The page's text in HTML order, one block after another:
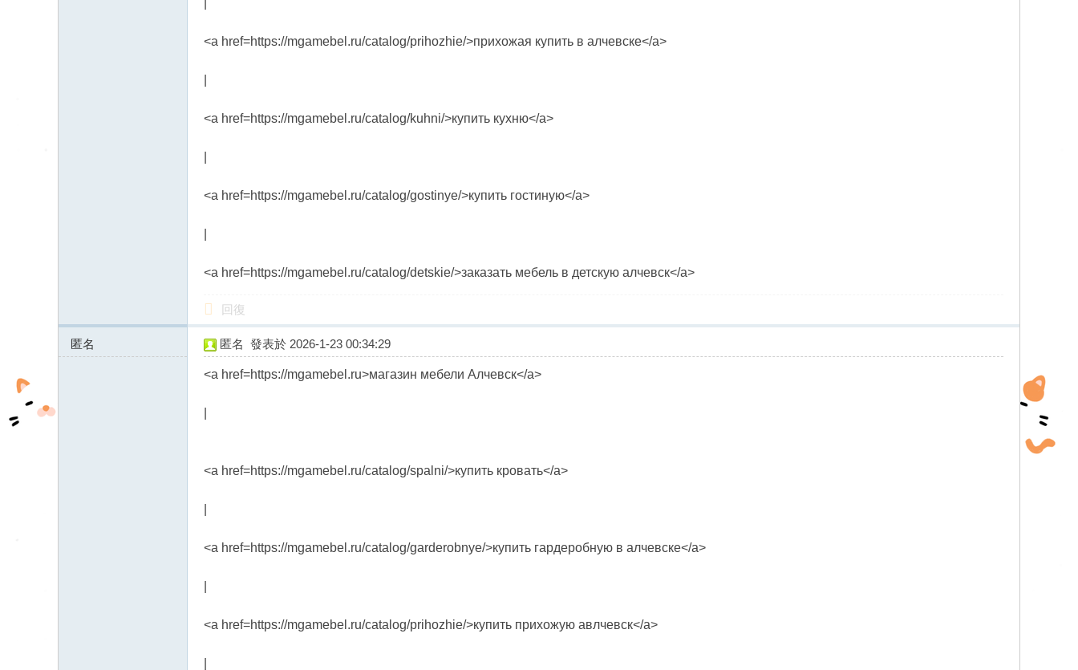
<a href=https://mgamebel.ru/catalog/prihozhie/>прихожая купить в алчевске</a>
<a href=https://mgamebel.ru/catalog/kuhni/>купить кухню</a>
<a href=https://mgamebel.ru/catalog/gostinye/>купить гостиную</a>
<a href=https://mgamebel.ru/catalog/detskie/>заказать мебель в детскую алчевск</a>
回復
匿名
46.243.173.x:11168
匿名 發表於 2026-1-23 00:34:29
<a href=https://mgamebel.ru>магазин мебели Алчевск</a>
<a href=https://mgamebel.ru/catalog/spalni/>купить кровать</a>
<a href=https://mgamebel.ru/catalog/garderobnye/>купить гардеробную в алчевске</a>
<a href=https://mgamebel.ru/catalog/prihozhie/>купить прихожую авлчевск</a>